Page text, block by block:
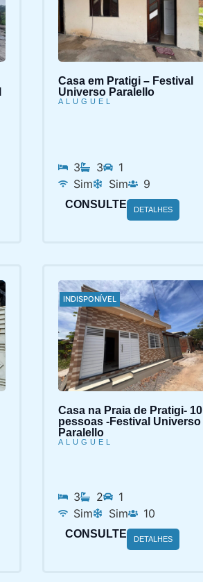
Casa em Pratigi – Festival
Universo Paralello
ALUGUEL
3 3
1
Sim
Sim 9
CONSULTE DETALHES
INDISPONÍVEL
Casa na Praia de Pratigi- 10
pessoas -Festival Universo
Paralello
ALUGUEL
3 2
1
Sim
Sim 10
CONSULTE DETALHES